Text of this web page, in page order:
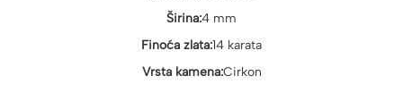
Širina:4 mm
Finoća zlata:14 karata
Vrsta kamena:Cirkon